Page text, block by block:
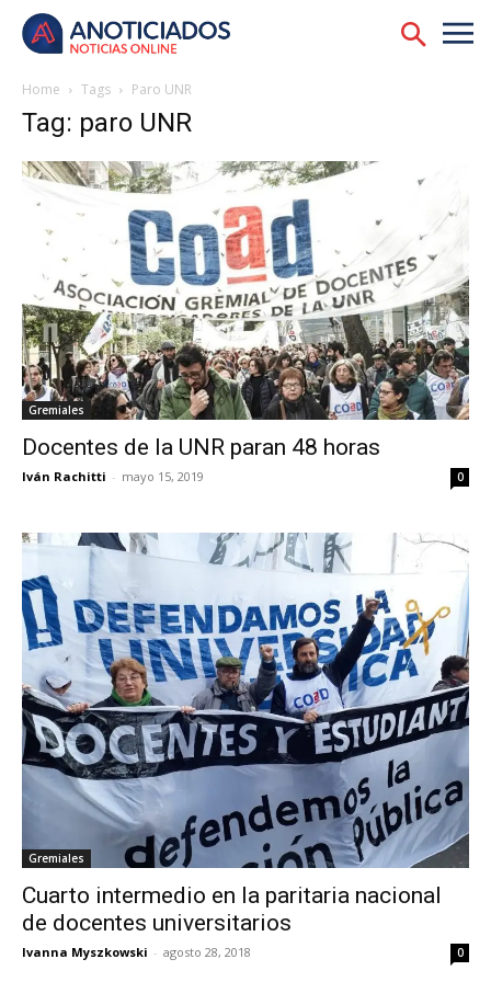
Home Tags Paro UNR
Tag: paro UNR
Gremiales
Docentes de la UNR paran 48 horas
Iván Rachitti - mayo 15, 2019 0
Gremiales
Cuarto intermedio en la paritaria nacional
de docentes universitarios
Ivanna Myszkowski - agosto 28, 2018 0